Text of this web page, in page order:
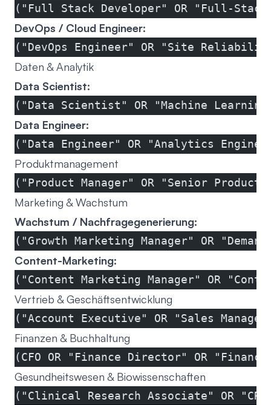
("Full Stack Developer" OR "Full-Stack
DevOps / Cloud Engineer:
("DevOps Engineer" OR "Site Reliability
Daten & Analytik
Data Scientist:
("Data Scientist" OR "Machine Learning
Data Engineer:
("Data Engineer" OR "Analytics
Produktmanagement
("Product Manager" OR "Senior Product
Marketing & Wachstum
Wachstum / Nachfragegenerierung:
("Growth Marketing Manager" OR
Content-Marketing:
("Content Marketing Manager" OR
Vertrieb & Geschäftsentwicklung
("Account Executive" OR "Sales
Finanzen & Buchhaltung
(CFO OR "Finance Director" OR
Gesundheitswesen & Biowissenschaften
("Clinical Research Associate" OR